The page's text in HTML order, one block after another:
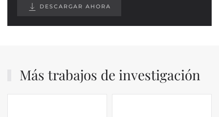
DESCARGAR AHORA
Más trabajos de investigación